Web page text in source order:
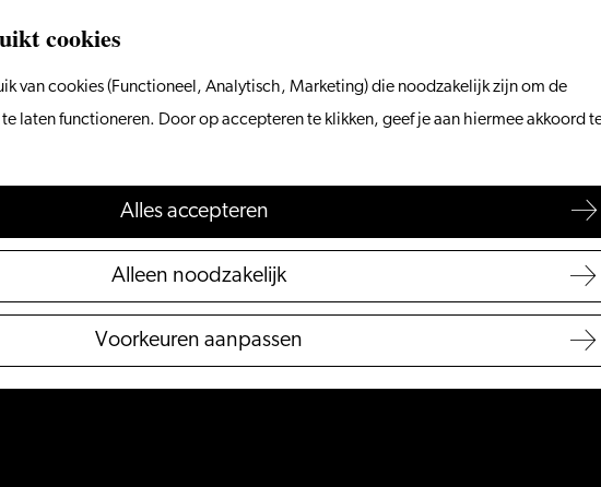
cookies
van cookies (Functioneel, Analytisch, Marketing) die noodzakelijk zijn om de
laten functioneren. Door op accepteren te klikken, geef je aan hiermee akkoord
Alles accepteren
Alleen noodzakelijk
Voorkeuren aanpassen